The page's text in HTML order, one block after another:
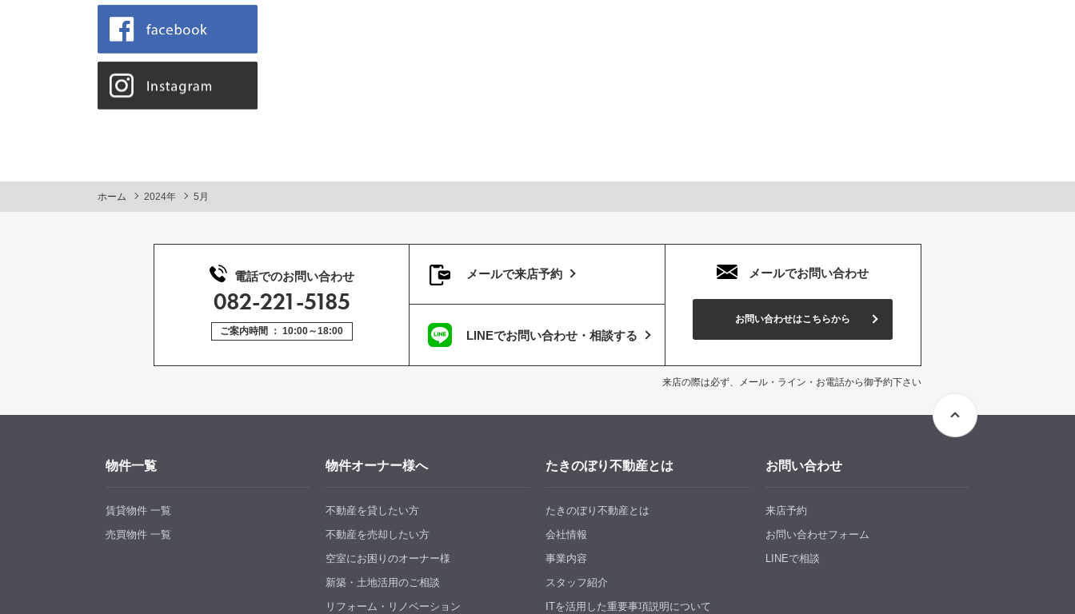
ホーム 2024年 5月
電話でのお問い合わせ
082-221-5185
ご案内時間 ： 10:00～18:00
メールで来店予約
LINEでお問い合わせ・相談する
メールでお問い合わせ
お問い合わせはこちらから
来店の際は必ず、メール・ライン・お電話から御予約下さい
物件一覧
賃貸物件 一覧
売買物件 一覧
物件オーナー様へ
不動産を貸したい方
不動産を売却したい方
空室にお困りのオーナー様
新築・土地活用のご相談
リフォーム・リノベーション
たきのぼり不動産とは
たきのぼり不動産とは
会社情報
事業内容
スタッフ紹介
ITを活用した重要事項説明について
お問い合わせ
来店予約
お問い合わせフォーム
LINEで相談